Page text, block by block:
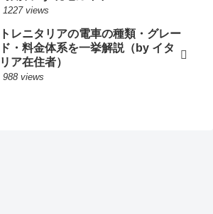
1227 views
トレニタリアの電車の種類・グレー
ド・料金体系を一挙解説（by イタ
リア在住者）
988 views